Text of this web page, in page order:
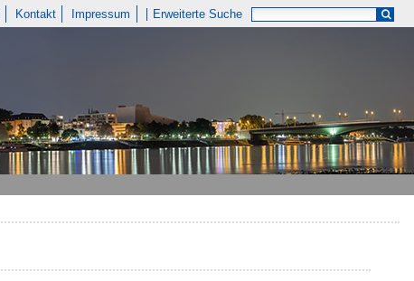
Kontakt Impressum Erweiterte Suche